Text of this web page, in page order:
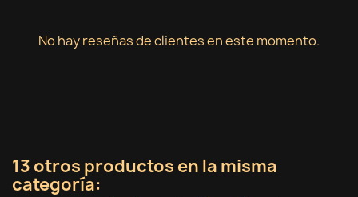
No hay reseñas de clientes en este momento.
13 otros productos en la misma
categoría: